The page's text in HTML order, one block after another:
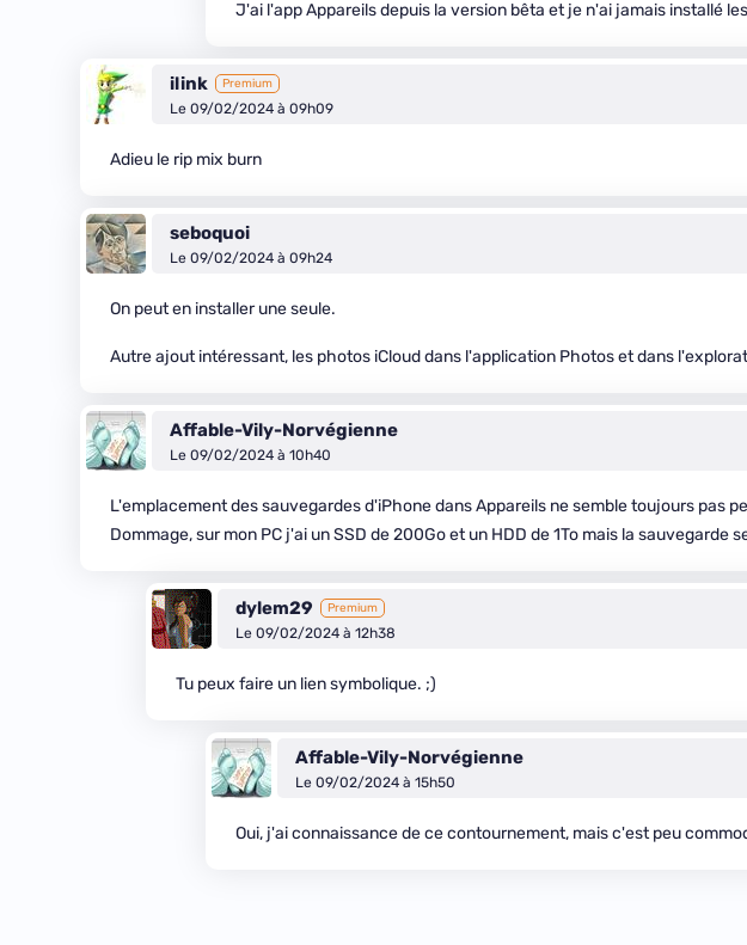
J'ai l'app Appareils depuis la version bêta et je n'ai jamais installé
ilink Premium
Le 09/02/2024 à 09h09
Adieu le rip mix burn
seboquoi
Le 09/02/2024 à 09h24
On peut en installer une seule.
Autre ajout intéressant, les photos iCloud dans l'application Photos et dans
Affable-Vily-Norvégienne
Le 09/02/2024 à 10h40
L'emplacement des sauvegardes d'iPhone dans Appareils ne semble toujours pas
Dommage, sur mon PC j'ai un SSD de 200Go et un HDD de 1To mais la sauvegarde
dylem29 Premium
Le 09/02/2024 à 12h38
Tu peux faire un lien symbolique. ;)
Affable-Vily-Norvégienne
Le 09/02/2024 à 15h50
Oui, j'ai connaissance de ce contournement, mais c'est peu